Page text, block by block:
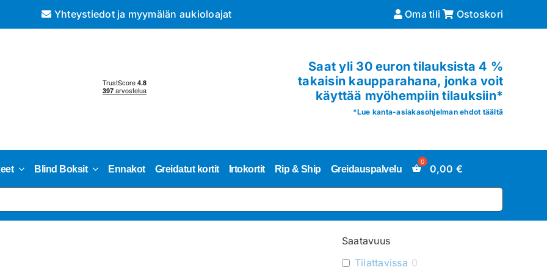
Yhteystiedot ja myymälän aukioloajat Oma tili Ostoskori
Saat yli 30 euron tilauksista 4 %
takaisin kaupparahana, jonka voit
käyttää myöhempiin tilauksiin*
*Lue kanta-asiakasohjelman ehdot täältä
Blind Boksit Ennakot Greidatut kortit Irtokortit Rip & Ship Greidauspalvelu 0,00 €
Saatavuus
Tilattavissa 0